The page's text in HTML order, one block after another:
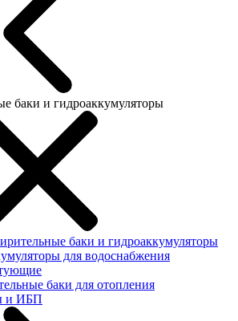
баки и гидроаккумуляторы
баки и гидроаккумуляторы
для водоснабжения
баки для отопления
и ИБП